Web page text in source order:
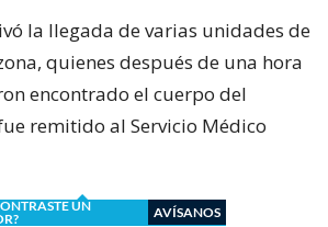
la llegada de varias unidades de
quienes después de una hora
encontrado el cuerpo del
remitido al Servicio Médico
UN
AVÍSANOS